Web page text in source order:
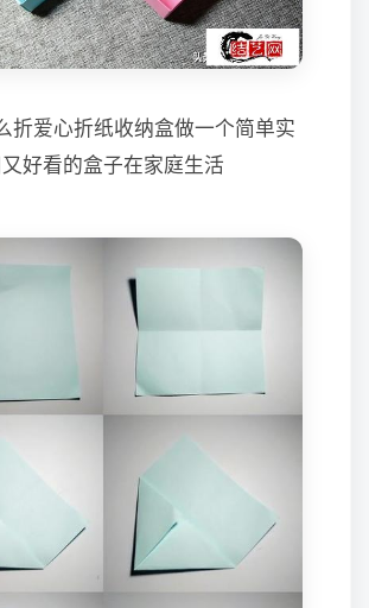
折爱心折纸收纳盒做一个简单实
好看的盒子在家庭生活